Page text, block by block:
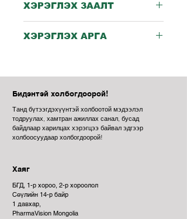
дигидрат) 500мг
ХЭРЭГЛЭХ ЗААЛТ
хэвийн үйл ажиллагааг
амьдрах чадварт сайнаар
нөлөөлнө.
Амьсгалын тогтолцооны
үйл ажиллагааг дэмжинэ.
Зүрх судасны
тогтолцооны үйл
ХЭРЭГЛЭХ АРГА
өмнө 1 аяга усаар
даруулж ууна.
Ээлж эмчилгээ 2-12 долоо
хоног
Жор:
Rp.Caps.  <<Quercitini dehydrate
500,0>> D.t.d.N 60 in caps
S. Өдөрт 1ш бүрээсийг хооллох
Бидэнтэй холбогдоорой!
Танд бүтээгдэхүүнтэй холбоотой мэдээлэл
тодруулах, хамтран ажиллах санал, бусад
байдлаар харилцах хэрэгцээ байвал эдгээр
холбоосуудаар холбогдоорой!
Хаяг
БГД, 1-р хороо, 2-р хороолол
Сөүлийн 14-р байр
1 давхар,
PharmaVision Mongolia